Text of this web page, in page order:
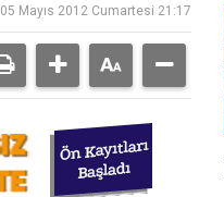
05 Mayıs 2012 Cumartesi 21:17